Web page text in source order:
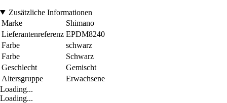
Zusätzliche Informationen
Marke
Shimano
Lieferantenreferenz EPDM8240
Farbe
schwarz
Farbe
Schwarz
Geschlecht
Gemischt
Altersgruppe
Erwachsene
Loading...
Loading...